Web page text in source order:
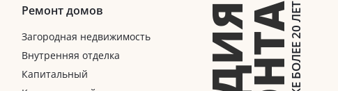
Ремонт домов
Загородная недвижимость
Внутренняя отделка
Капитальный